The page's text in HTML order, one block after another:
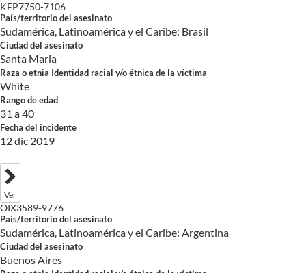
KEP7750-7106
País/territorio del asesinato
Sudamérica, Latinoamérica y el Caribe: Brasil
Ciudad del asesinato
Santa Maria
Raza o etnia Identidad racial y/o étnica de la víctima
White
Rango de edad
31 a 40
Fecha del incidente
12 dic 2019
Ver
OIX3589-9776
País/territorio del asesinato
Sudamérica, Latinoamérica y el Caribe: Argentina
Ciudad del asesinato
Buenos Aires